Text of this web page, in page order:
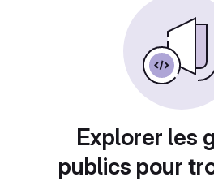
Explorer les
publics pour